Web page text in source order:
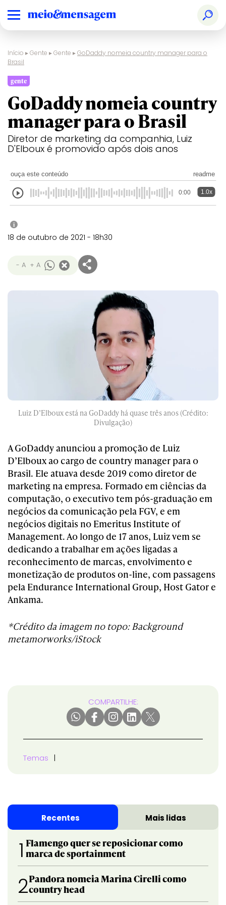
Início ▸Gente ▸Gente ▸GoDaddy nomeia country manager para o
Brasil
gente
GoDaddy nomeia country
manager para o Brasil
Diretor de marketing da companhia, Luiz
D'Elboux é promovido após dois anos
ouça este conteúdo readme
0:00 1.0x
i
18 de outubro de 2021 - 18h30
- A + A
Luiz D’Elboux está na GoDaddy há quase três anos (Crédito:
Divulgação)
A GoDaddy anunciou a promoção de Luiz
D’Elboux ao cargo de country manager para o
Brasil. Ele atuava desde 2019 como diretor de
marketing na empresa. Formado em ciências da
computação, o executivo tem pós-graduação em
negócios da comunicação pela FGV, e em
negócios digitais no Emeritus Institute of
Management. Ao longo de 17 anos, Luiz vem se
dedicando a trabalhar em ações ligadas a
reconhecimento de marcas, envolvimento e
monetização de produtos on-line, com passagens
pela Endurance International Group, Host Gator e
Ankama.
*Crédito da imagem no topo: Background
metamorworks/iStock
COMPARTILHE:
Temas
Recentes Mais lidas
1 Flamengo quer se reposicionar como
marca de sportainment
2Pandora nomeia Marina Cirelli como
country head